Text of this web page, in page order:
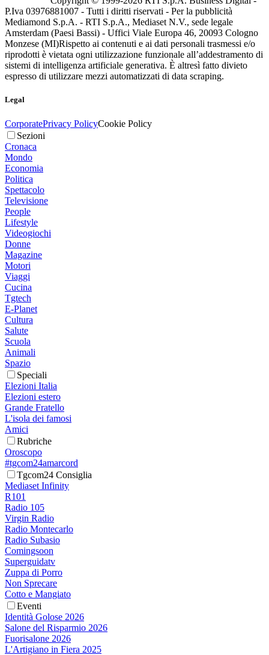
P.Iva 03976881007 - Tutti i diritti riservati - Per la pubblicità
Mediamond S.p.A. - RTI S.p.A., Mediaset N.V., sede legale
Amsterdam (Paesi Bassi) - Uffici Viale Europa 46, 20093 Cologno
Monzese (MI)Rispetto ai contenuti e ai dati personali trasmessi e/o
riprodotti è vietata ogni utilizzazione funzionale all’addestramento di
sistemi di intelligenza artificiale generativa. È altresì fatto divieto
espresso di utilizzare mezzi automatizzati di data scraping.
Legal
CorporatePrivacy PolicyCookie Policy
Sezioni
Cronaca
Mondo
Economia
Politica
Spettacolo
Televisione
People
Lifestyle
Videogiochi
Donne
Magazine
Motori
Viaggi
Cucina
Tgtech
E-Planet
Cultura
Salute
Scuola
Animali
Spazio
Speciali
Elezioni Italia
Elezioni estero
Grande Fratello
L'isola dei famosi
Amici
Rubriche
Oroscopo
#tgcom24amarcord
Tgcom24 Consiglia
Mediaset Infinity
R101
Radio 105
Virgin Radio
Radio Montecarlo
Radio Subasio
Comingsoon
Superguidatv
Zuppa di Porro
Non Sprecare
Cotto e Mangiato
Eventi
Identità Golose 2026
Salone del Risparmio 2026
Fuorisalone 2026
L'Artigiano in Fiera 2025